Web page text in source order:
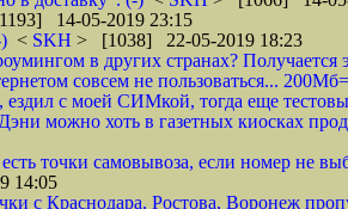
14-05-2019 23:15
< SKH > [1038] 22-05-2019 18:23
в других странах?
совсем не пользоваться...
ездил с моей СИМкой, тогда еще
можно хоть в газетных киосках
есть точки самовывоза, если номер не
14:05
с Краснодара, Ростова, Воронеж